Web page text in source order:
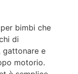
bimbi che
di
gattonare e
motorio.